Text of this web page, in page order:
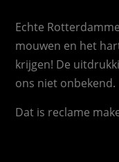
Echte
mouwen en het
krijgen! De
ons niet onbekend.
Dat is reclame